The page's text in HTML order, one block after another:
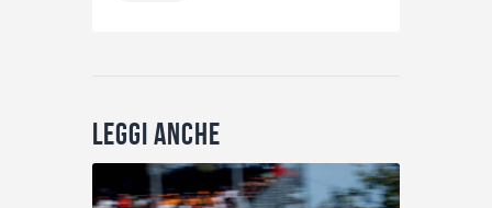
Leggi anche